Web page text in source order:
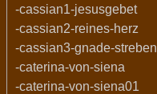
-cassian1-jesusgebet
-cassian2-reines-herz
-cassian3-gnade-streben
-caterina-von-siena
-caterina-von-siena01